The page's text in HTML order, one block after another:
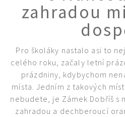
zahradou
Pro školáky nastalo asi to
celého roku, začaly letní
prázdniny, kdybychom
místa. Jedním z takových
nebudete, je Zámek Dobříš s
zahradou a dechberoucí